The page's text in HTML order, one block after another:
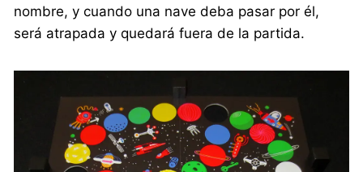
nombre, y cuando una nave deba pasar por él,
será atrapada y quedará fuera de la partida.